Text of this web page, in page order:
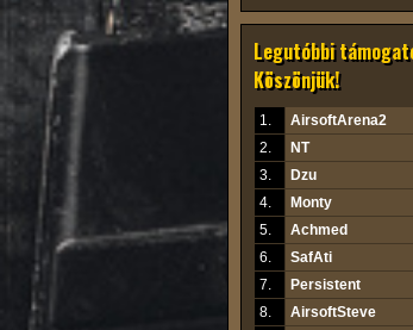
Legutóbbi
Köszönjük!
1.
AirsoftArena2
2.
NT
3.
Dzu
4.
Monty
5.
Achmed
6.
SafAti
7.
Persistent
8.
AirsoftSteve